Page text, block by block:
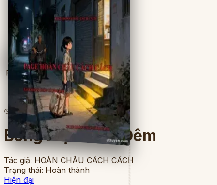
Full
lượt đọc· 8chương
Bóng Mẹ Trong Đêm
Tác giả: HOÀN CHÂU CÁCH CÁCH
Trạng thái: Hoàn thành
Hiện đại